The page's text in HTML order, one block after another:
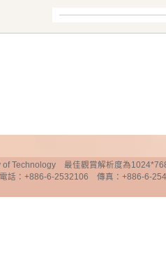
of Technology 最佳觀賞解析度為
話：+886-6-2532106 傳真：+886-6-